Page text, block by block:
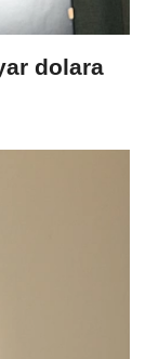
dolara